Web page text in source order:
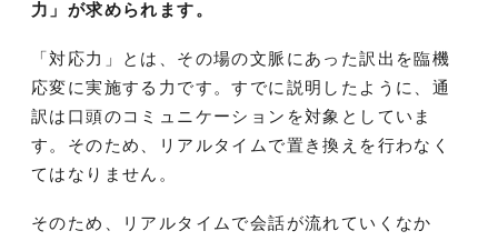
力」が求められます。
「対応力」とは、その場の文脈にあった訳出を臨機
応変に実施する力です。すでに説明したように、通
訳は口頭のコミュニケーションを対象としていま
す。そのため、リアルタイムで置き換えを行わなく
てはなりません。
そのため、リアルタイムで会話が流れていくなか